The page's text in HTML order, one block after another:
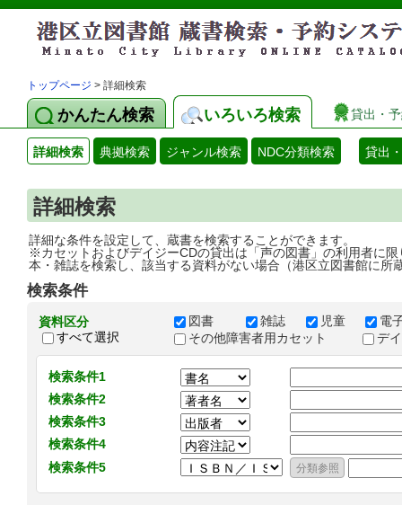
トップページ > 詳細検索
かんたん検索 いろいろ検索 貸出・
詳細検索 典拠検索 ジャンル検索 NDC分類検索 貸出
詳細検索
詳細な条件を設定して、蔵書を検索することができます。
※カセットおよびデイジーCDの貸出は「声の図書」の利用者に限
本・雑誌を検索し、該当する資料がない場合（港区立図書館に所
検索条件
資料区分
すべて選択
図書 雑誌 児童
電
その他障害者用カセット
デ
検索条件1
検索条件2
検索条件3
検索条件4
検索条件5